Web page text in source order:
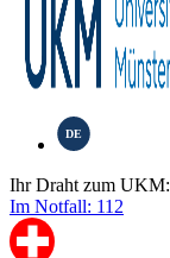
DE
Ihr Draht zum UKM:
Im Notfall: 112